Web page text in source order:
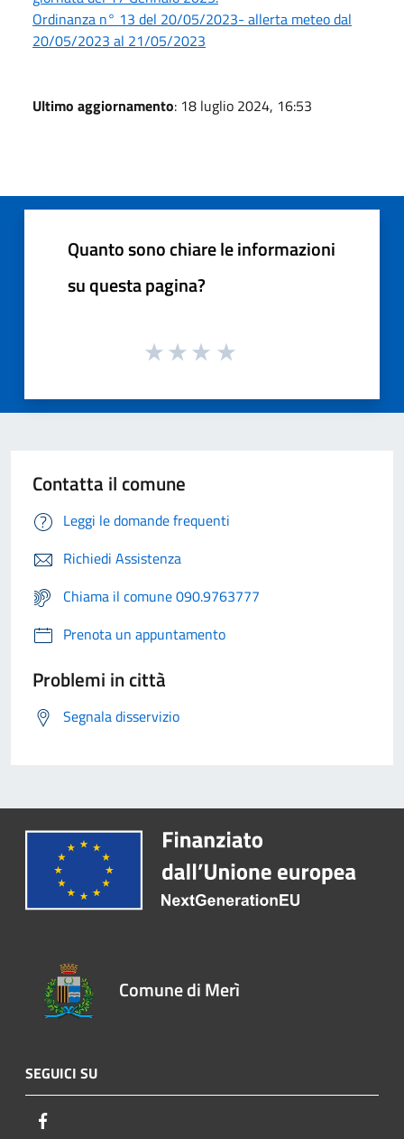
Ordinanza n° 13 del 20/05/2023- allerta meteo dal
20/05/2023 al 21/05/2023
Ultimo aggiornamento: 18 luglio 2024, 16:53
Quanto sono chiare le informazioni
su questa pagina?
Contatta il comune
Leggi le domande frequenti
Richiedi Assistenza
Chiama il comune 090.9763777
Prenota un appuntamento
Problemi in città
Segnala disservizio
Comune di Merì
SEGUICI SU